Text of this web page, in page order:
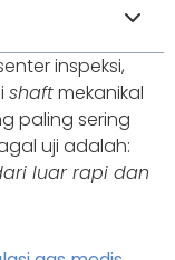
inspeksi,
shaftmekanikal
paling sering
uji adalah:
luar rapi dan